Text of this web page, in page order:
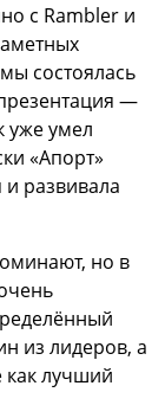
с Rambler и
состоялась
—
уже умел
«Апорт»
и развивала
но в
из лидеров, а
лучший